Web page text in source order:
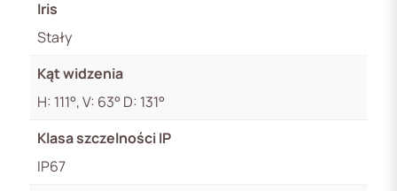
Iris
Stały
Kąt widzenia
H: 111°, V: 63° D: 131°
Klasa szczelności IP
IP67